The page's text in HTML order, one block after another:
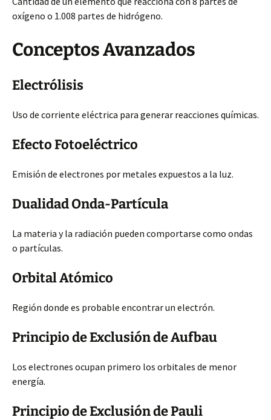
oxígeno o 1.008 partes de hidrógeno.
Conceptos Avanzados
Electrólisis
Uso de corriente eléctrica para generar reacciones químicas.
Efecto Fotoeléctrico
Emisión de electrones por metales expuestos a la luz.
Dualidad Onda-Partícula
La materia y la radiación pueden comportarse como ondas
o partículas.
Orbital Atómico
Región donde es probable encontrar un electrón.
Principio de Exclusión de Aufbau
Los electrones ocupan primero los orbitales de menor
energía.
Principio de Exclusión de Pauli